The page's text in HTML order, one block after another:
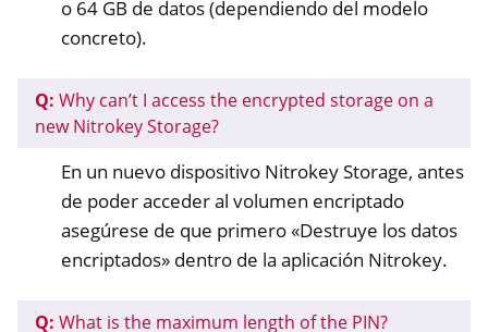
o 64 GB de datos (dependiendo del modelo
concreto).
Q: Why can’t I access the encrypted storage on a
new Nitrokey Storage?
En un nuevo dispositivo Nitrokey Storage, antes
de poder acceder al volumen encriptado
asegúrese de que primero «Destruye los datos
encriptados» dentro de la aplicación Nitrokey.
Q: What is the maximum length of the PIN?